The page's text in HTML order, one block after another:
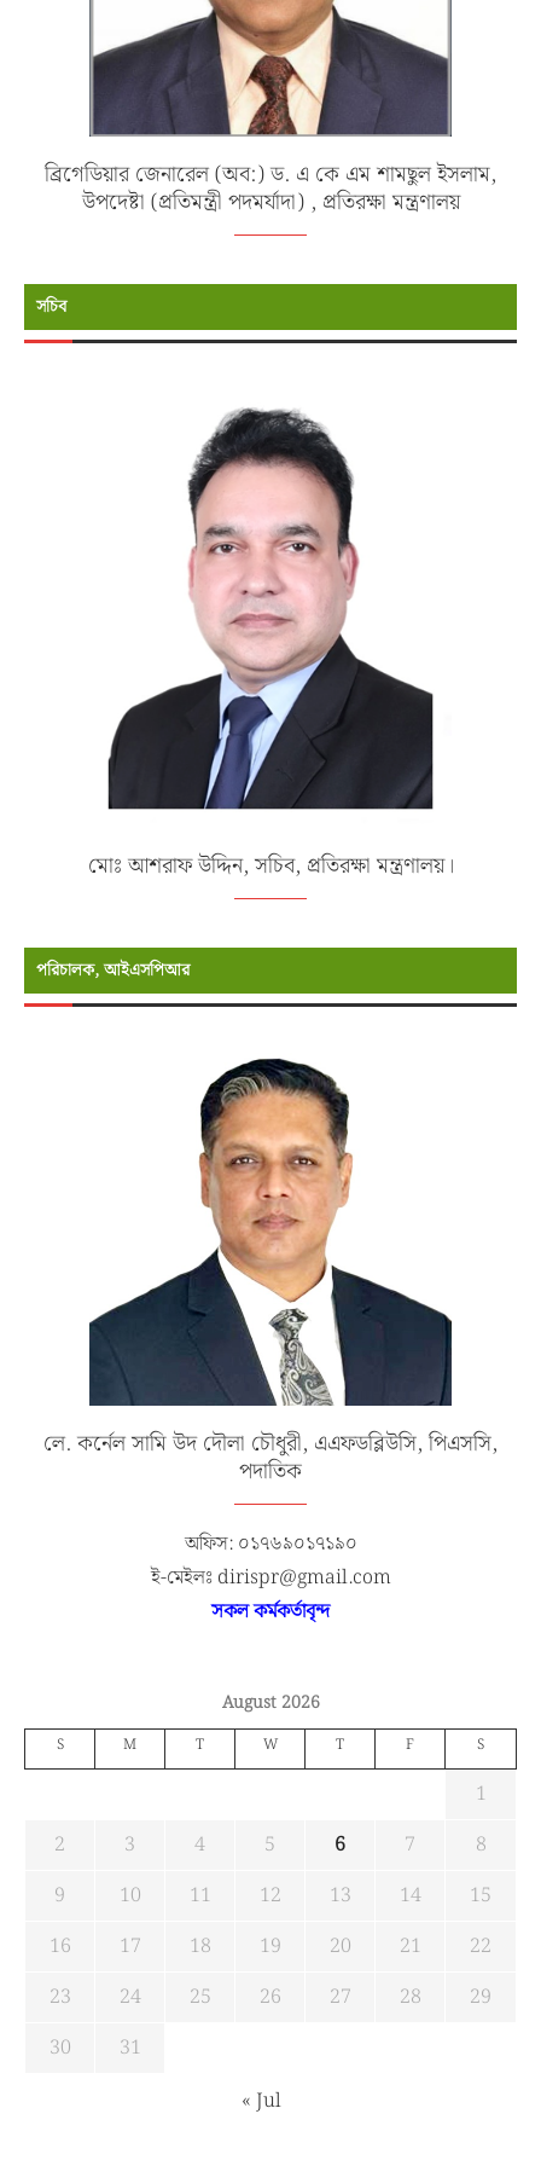
ব্রিগেডিয়ার জেনারেল (অব:) ড. এ কে এম শামছুল ইসলাম,
উপদেষ্টা (প্রতিমন্ত্রী পদমর্যাদা) , প্রতিরক্ষা মন্ত্রণালয়
সচিব
মোঃ আশরাফ উদ্দিন, সচিব, প্রতিরক্ষা মন্ত্রণালয়।
পরিচালক, আইএসপিআর
লে. কর্নেল সামি উদ দৌলা চৌধুরী, এএফডব্লিউসি, পিএসসি,
পদাতিক
অফিস: ০১৭৬৯০১৭১৯০
ই-মেইলঃ dirispr@gmail.com
সকল কর্মকর্তাবৃন্দ
August 2026
S M T W T F S
1
2
3 4 5 6 7
8
9
10 11 12 13 14
15
16
17 18 19 20 21
22
23
24 25 26 27 28
29
30
31
« Jul